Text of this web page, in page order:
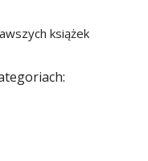
książek